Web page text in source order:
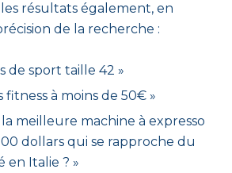
résultats également, en
de la recherche :
de sport taille 42 »
fitness à moins de 50€ »
meilleure machine à expresso
dollars qui se rapproche du
en Italie ? »